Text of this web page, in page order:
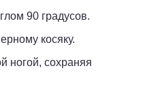
90 градусов.
косяку.
ногой, сохраняя